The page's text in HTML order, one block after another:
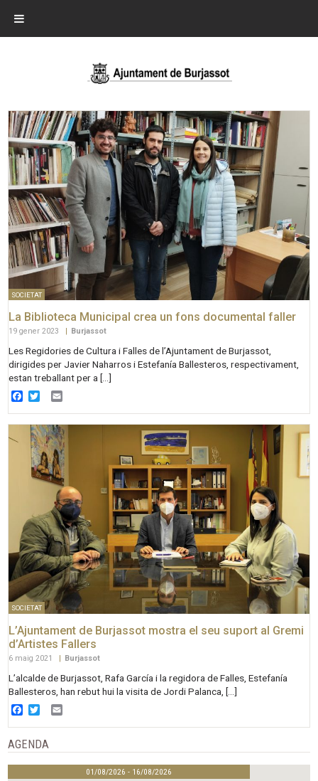
SOCIETAT
La Biblioteca Municipal crea un fons documental faller
19 gener 2023 Burjassot
Les Regidories de Cultura i Falles de l’Ajuntament de Burjassot,
dirigides per Javier Naharros i Estefanía Ballesteros, respectivament,
estan treballant per a […]
Facebook
Twitter
SOCIETAT
L’Ajuntament de Burjassot mostra el seu suport al Gremi
d’Artistes Fallers
6 maig 2021 | Burjassot
L’alcalde de Burjassot, Rafa García i la regidora de Falles, Estefanía
Ballesteros, han rebut hui la visita de Jordi Palanca, […]
Facebook
Twitter
AGENDA
01/08/2026 - 16/08/2026